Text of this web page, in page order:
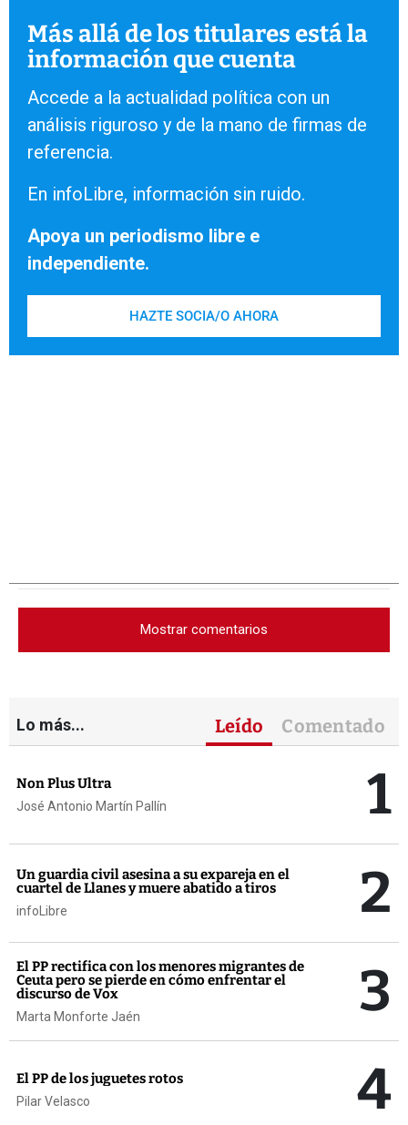
Más allá de los titulares está la
información que cuenta
Accede a la actualidad política con un
análisis riguroso y de la mano de firmas de
referencia.
En infoLibre, información sin ruido.
Apoya un periodismo libre e
independiente.
HAZTE SOCIA/O AHORA
Mostrar comentarios
Lo más... Leído Comentado
Non Plus Ultra
José Antonio Martín Pallín 1
Un guardia civil asesina a su expareja en el
cuartel de Llanes y muere abatido a tiros
infoLibre 2
El PP rectifica con los menores migrantes de
Ceuta pero se pierde en cómo enfrentar el
discurso de Vox
Marta Monforte Jaén 3
El PP de los juguetes rotos
Pilar Velasco 4